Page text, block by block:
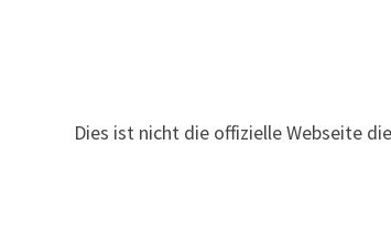
Dies ist nicht die offizielle Webseite